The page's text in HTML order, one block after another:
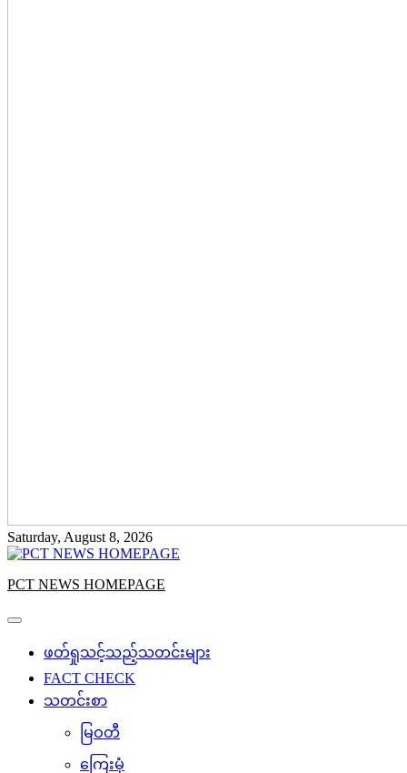
Saturday, August 8, 2026
PCT NEWS HOMEPAGE
ဖတ်ရှုသင့်သည့်သတင်းများ
FACT CHECK
သတင်းစာ
မြဝတီ
ကြေးမုံ